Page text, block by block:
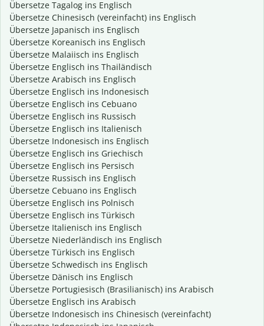
Übersetze Tagalog ins Englisch
Übersetze Chinesisch (vereinfacht) ins Englisch
Übersetze Japanisch ins Englisch
Übersetze Koreanisch ins Englisch
Übersetze Malaiisch ins Englisch
Übersetze Englisch ins Thailändisch
Übersetze Arabisch ins Englisch
Übersetze Englisch ins Indonesisch
Übersetze Englisch ins Cebuano
Übersetze Englisch ins Russisch
Übersetze Englisch ins Italienisch
Übersetze Indonesisch ins Englisch
Übersetze Englisch ins Griechisch
Übersetze Englisch ins Persisch
Übersetze Russisch ins Englisch
Übersetze Cebuano ins Englisch
Übersetze Englisch ins Polnisch
Übersetze Englisch ins Türkisch
Übersetze Italienisch ins Englisch
Übersetze Niederländisch ins Englisch
Übersetze Türkisch ins Englisch
Übersetze Schwedisch ins Englisch
Übersetze Dänisch ins Englisch
Übersetze Portugiesisch (Brasilianisch) ins Arabisch
Übersetze Englisch ins Arabisch
Übersetze Indonesisch ins Chinesisch (vereinfacht)